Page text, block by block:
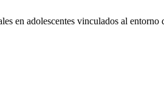
adolescentes vinculados al entorno